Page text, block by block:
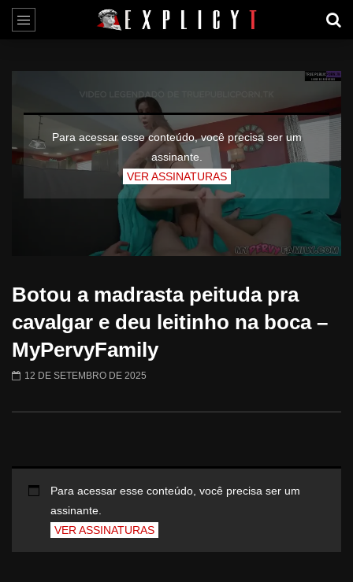
Para acessar esse conteúdo, você precisa ser um
assinante.
VER ASSINATURAS
Botou a madrasta peituda pra
cavalgar e deu leitinho na boca –
MyPervyFamily
12 DE SETEMBRO DE 2025
Para acessar esse conteúdo, você precisa ser um
assinante.
VER ASSINATURAS